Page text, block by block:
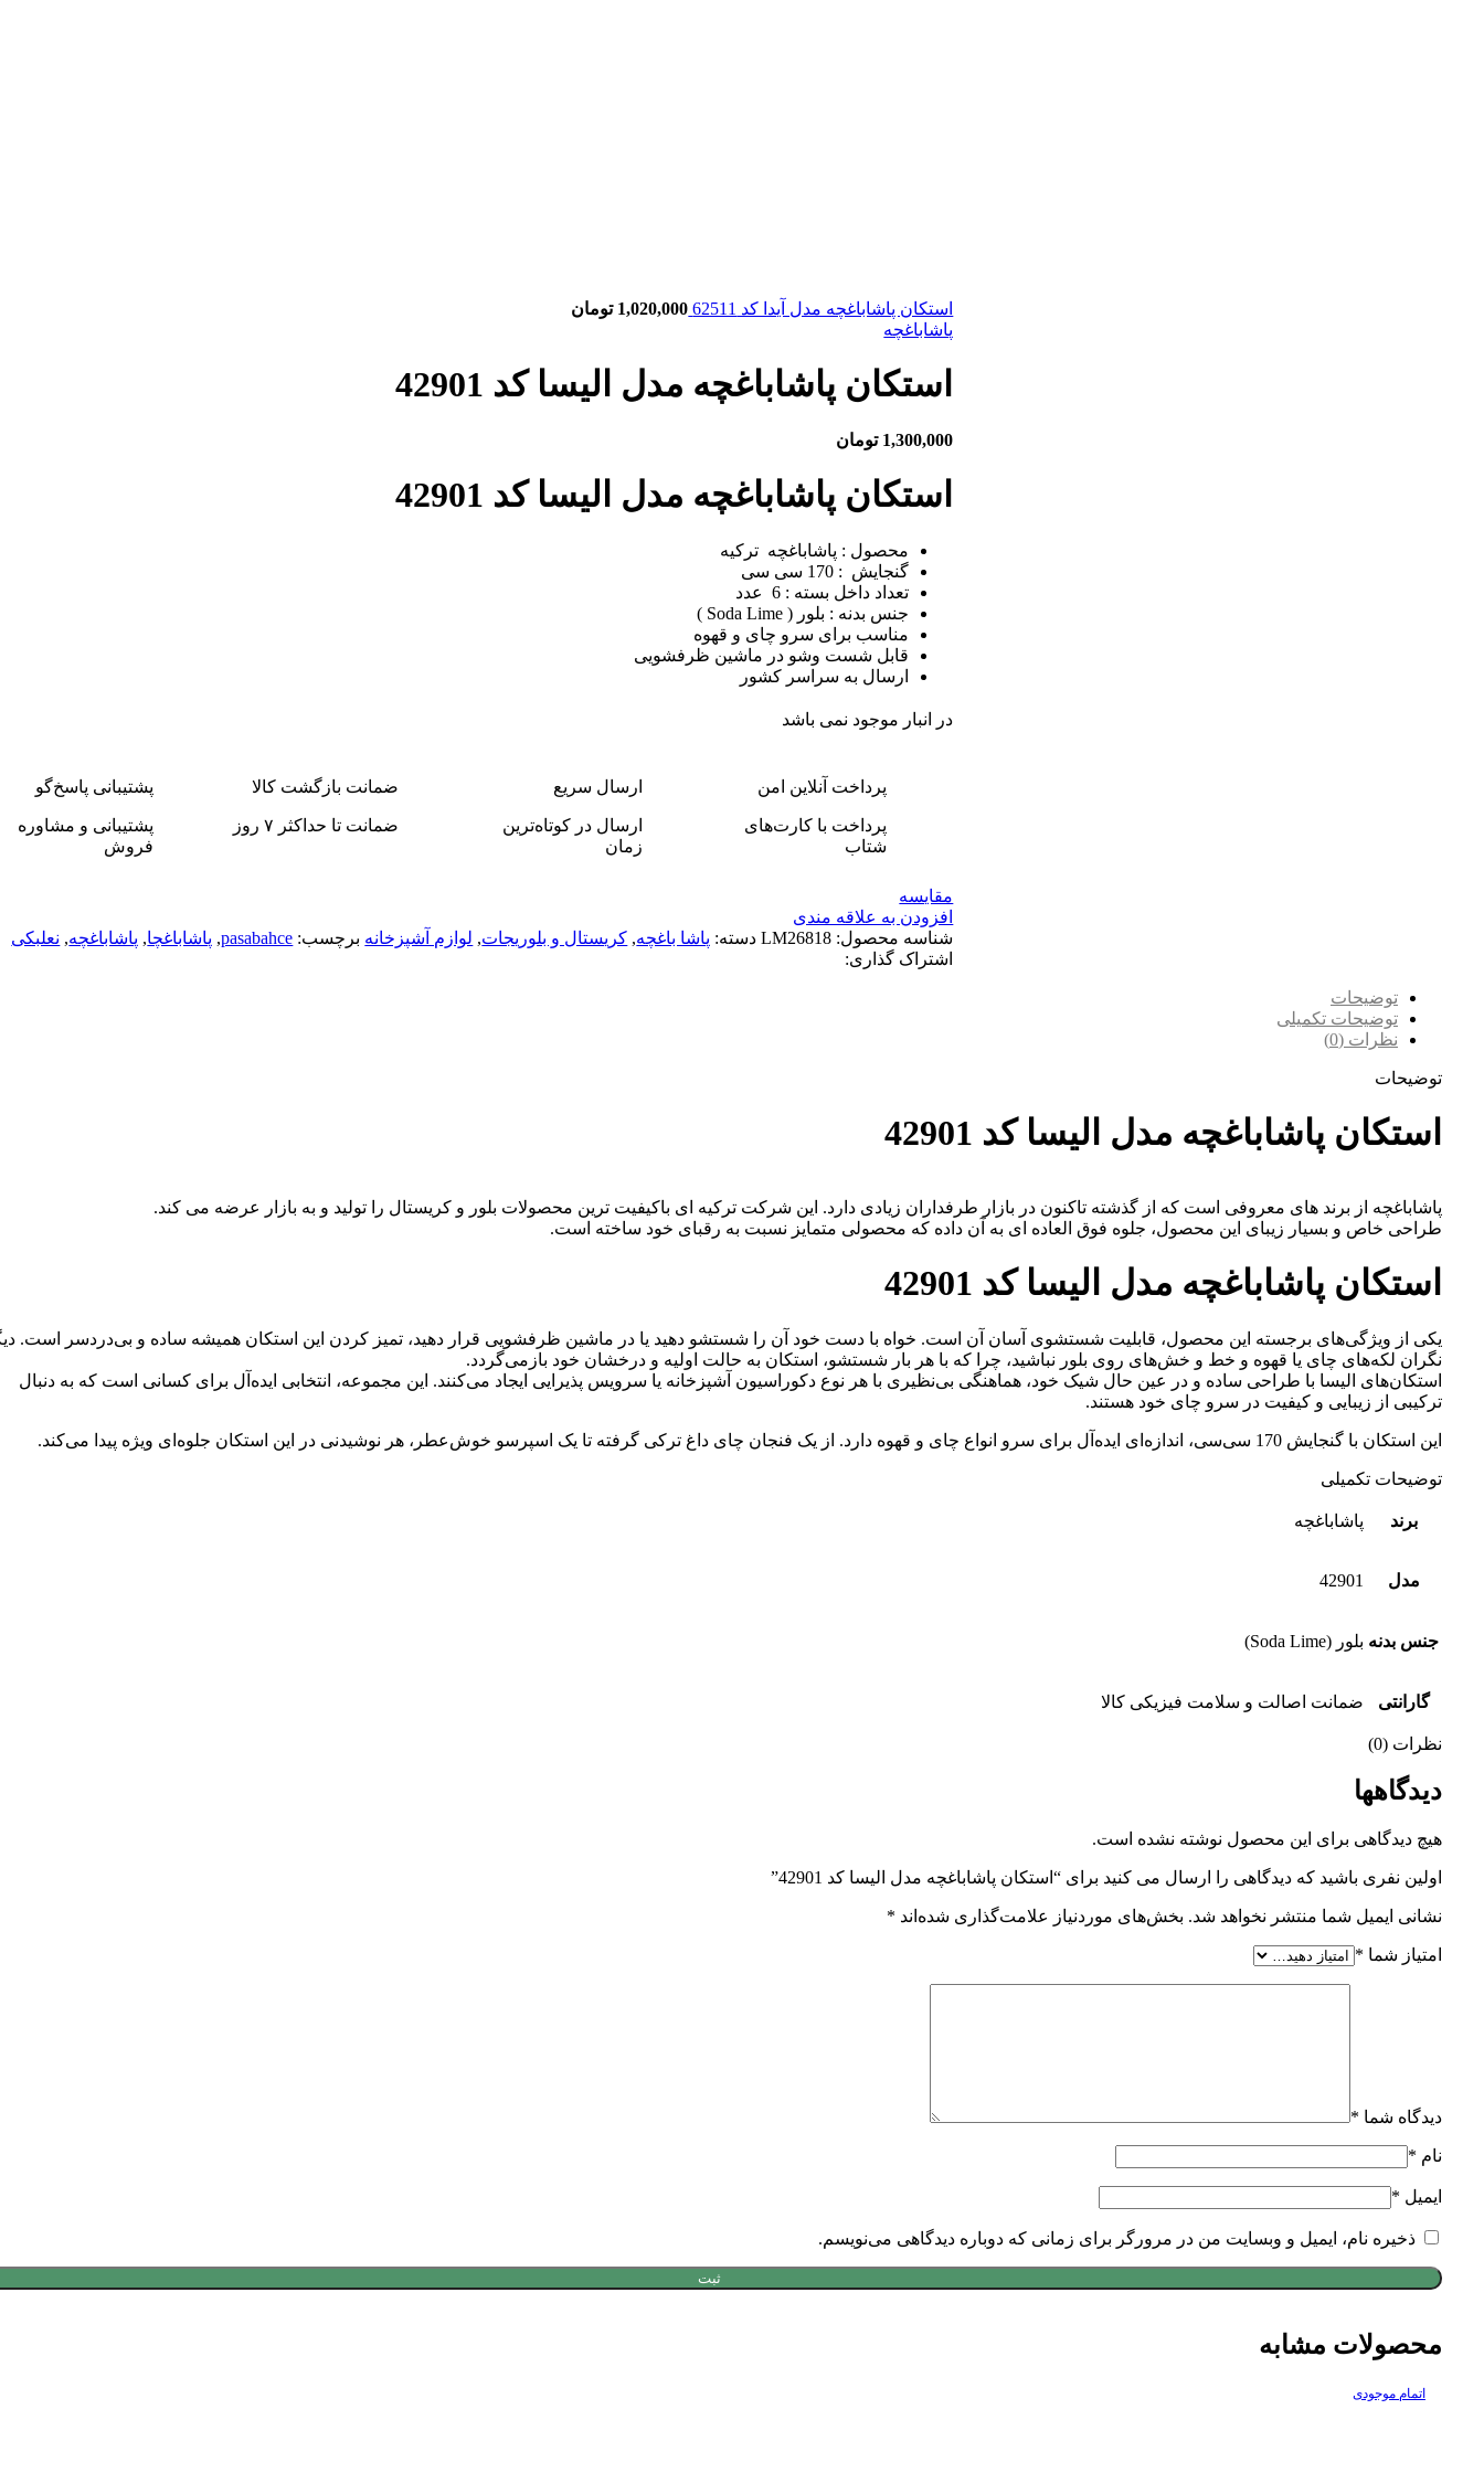
استکان پاشاباغچه مدل آیدا کد 62511 1,020,000 تومان
پاشاباغچه
استکان پاشاباغچه مدل الیسا کد 42901
1,300,000 تومان
استکان پاشاباغچه مدل الیسا کد 42901
محصول : پاشاباغچه ترکیه
گنجایش : 170 سی سی
تعداد داخل بسته : 6 عدد
جنس بدنه : بلور ( Soda Lime )
مناسب برای سرو چای و قهوه
قابل شست وشو در ماشین ظرفشویی
ارسال به سراسر کشور
در انبار موجود نمی باشد
پرداخت آنلاین امن
پرداخت با کارت‌های
شتاب
ارسال سریع
ارسال در کوتاه‌ترین
زمان
ضمانت بازگشت کالا
ضمانت تا حداکثر ۷ روز
پشتیبانی پاسخ‌گو
پشتیبانی و مشاوره
فروش
مقایسه
افزودن به علاقه مندی
شناسه محصول: LM26818 دسته: پاشا باغچه, کریستال و بلوریجات, لوازم آشپزخانه برچسب: pasabahce
, پاشاباغچا, پاشاباغچه, نعلبکی
اشتراک گذاری:
توضیحات
توضیحات تکمیلی
نظرات (0)
توضیحات
استکان پاشاباغچه مدل الیسا کد 42901
پاشاباغچه از برند های معروفی است که از گذشته تاکنون در بازار طرفداران زیادی دارد. این شرکت ترکیه ای باکیفیت ترین محصولات بلور و کریستال را تولید و به بازار عرضه می کند.
طراحی خاص و بسیار زیبای این محصول، جلوه فوق العاده ای به آن داده که محصولی متمایز نسبت به رقبای خود ساخته است.
استکان پاشاباغچه مدل الیسا کد 42901
یکی از ویژگی‌های برجسته این محصول، قابلیت شستشوی آسان آن است. خواه با دست خود آن را شستشو دهید یا در ماشین ظرفشویی قرار دهید، تمیز کردن این استکان همیشه ساده و بی‌دردسر است.
نگران لکه‌های چای یا قهوه و خط و خش‌های روی بلور نباشید، چرا که با هر بار شستشو، استکان به حالت اولیه و درخشان خود بازمی‌گردد.
استکان‌های الیسا با طراحی ساده و در عین حال شیک خود، هماهنگی بی‌نظیری با هر نوع دکوراسیون آشپزخانه یا سرویس پذیرایی ایجاد می‌کنند. این مجموعه، انتخابی ایده‌آل برای کسانی است که به دنبال
ترکیبی از زیبایی و کیفیت در سرو چای خود هستند.
این استکان با گنجایش 170 سی‌سی، اندازه‌ای ایده‌آل برای سرو انواع چای و قهوه دارد. از یک فنجان چای داغ ترکی گرفته تا یک اسپرسو خوش‌عطر، هر نوشیدنی در این استکان جلوه‌ای ویژه پیدا می‌کند.
توضیحات تکمیلی
برند پاشاباغچه
مدل 42901
جنس بدنه بلور (Soda Lime)
گارانتی ضمانت اصالت و سلامت فیزیکی کالا
نظرات (0)
دیدگاهها
هیچ دیدگاهی برای این محصول نوشته نشده است.
اولین نفری باشید که دیدگاهی را ارسال می کنید برای “استکان پاشاباغچه مدل الیسا کد 42901”
نشانی ایمیل شما منتشر نخواهد شد. بخش‌های موردنیاز علامت‌گذاری شده‌اند *
امتیاز شما *
دیدگاه شما *
نام *
ایمیل *
ذخیره نام، ایمیل و وبسایت من در مرورگر برای زمانی که دوباره دیدگاهی می‌نویسم.
محصولات مشابه
اتمام موجودی